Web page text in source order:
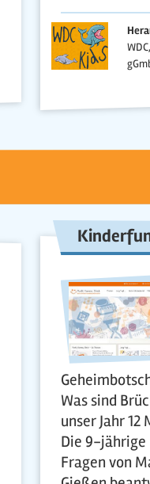
Was sind
unser Jahr 12
Die 9-jährige
Fragen von